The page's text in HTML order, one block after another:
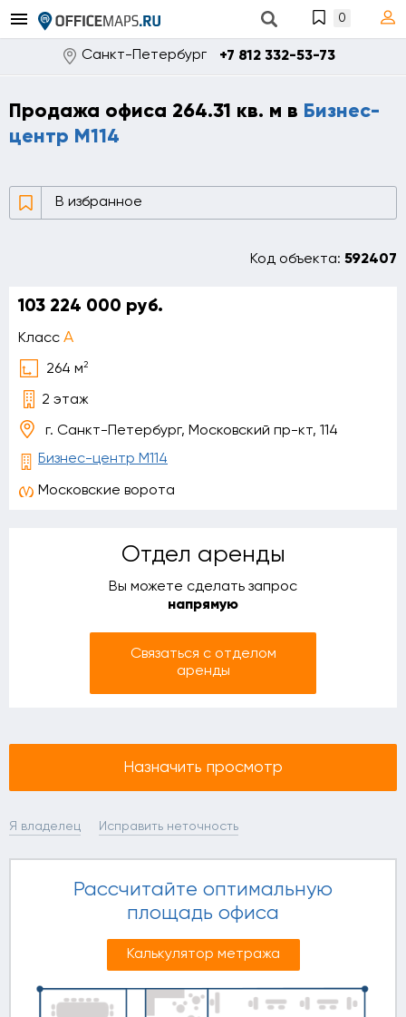
0
Санкт-Петербург +7 812 332-53-73
Продажа офиса 264.31 кв. м в Бизнес-
центр М114
В избранное
Код объекта: 592407
103 224 000 руб.
Класс A
264 м2
2 этаж
г. Санкт-Петербург, Московский пр-кт, 114
Бизнес-центр М114
Московские ворота
Отдел аренды
Вы можете сделать запрос
напрямую
Связаться с отделом
аренды
Назначить просмотр
Я владелец Исправить неточность
Рассчитайте оптимальную
площадь офиса
Калькулятор метража